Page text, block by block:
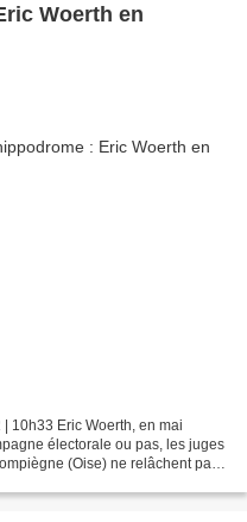
Woerth en
| 10h33 Eric Woerth, en mai
électorale ou pas, les juges
(Oise) ne relâchent pas